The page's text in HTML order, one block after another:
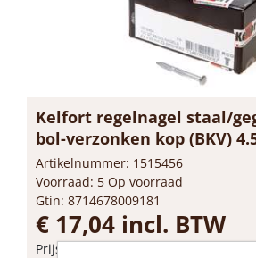
Kelfort regelnagel staal/
bol-verzonken kop (BKV)
Artikelnummer: 1515456
Voorraad: 5 Op voorraad
Gtin: 8714678009181
€ 17,04 incl. BTW
Prijs per 1 doos